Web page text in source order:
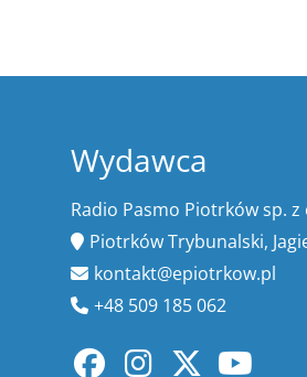
Wydawca
Radio Pasmo Piotrków sp. z
Piotrków Trybunalski,
kontakt@epiotrkow.pl
+48 509 185 062